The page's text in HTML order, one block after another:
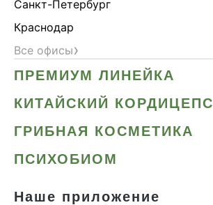
Санкт-Петербург
Краснодар
Все офисы›
ПРЕМИУМ ЛИНЕЙКА
КИТАЙСКИЙ КОРДИЦЕПС
ГРИБНАЯ КОСМЕТИКА
ПСИХОБИОМ
Наше приложение